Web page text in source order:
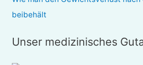
beibehält
Unser medizinisches